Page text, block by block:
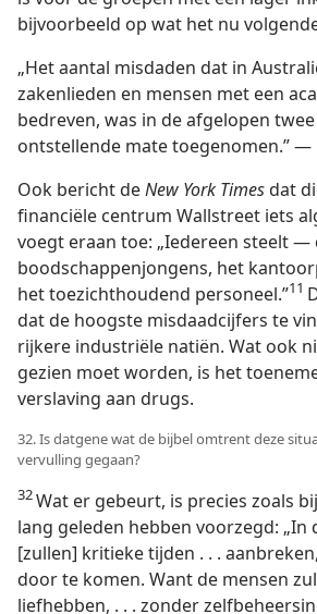
bijvoorbeeld op wat het nu
„Het aantal misdaden dat in
zakenlieden en mensen met een
bedreven, was in de afgelopen
ontstellende mate toegenomen.” —
Ook bericht deNew York Timesdat
financiële centrum Wallstreet iets
voegt eraan toe: „Iedereen steelt —
boodschappenjongens, het
het toezichthoudend personeel.”11
dat de hoogste misdaadcijfers te
rijkere industriële natiën. Wat ook
gezien moet worden, is het
verslaving aan drugs.
32. Is datgene wat de bijbel omtrent deze
vervulling gegaan?
32Wat er gebeurt, is precies zoals
lang geleden hebben voorzegd: „In
[zullen] kritieke tijden . . .
door te komen. Want de mensen
liefhebben, . . . zonder